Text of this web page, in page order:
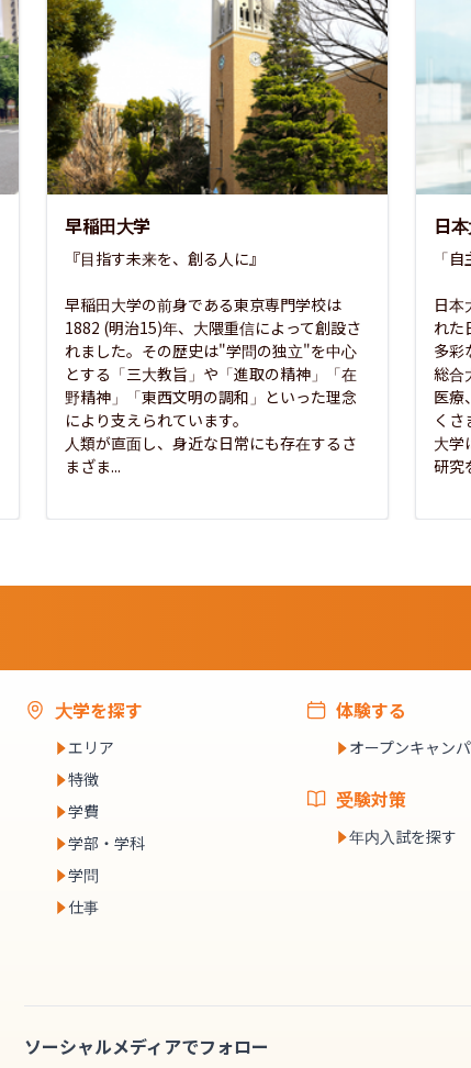
早稲田大学
『目指す未来を、創る人に』
早稲田大学の前身である東京専門学校は
1882 (明治15)年、大隈重信によって創設さ
れました。その歴史は"学問の独立"を中心
とする「三大教旨」や「進取の精神」「在
野精神」「東西文明の調和」といった理念
により支えられています。
人類が直面し、身近な日常にも存在するさ
まざま...
日
「
日本
れた
多彩
総合
医療
く
大学
研究
大学を探す
エリア
特徴
学費
学部・学科
学問
仕事
体験する
オープンキャン
受験対策
年内入試を探す
ソーシャルメディアでフォロー